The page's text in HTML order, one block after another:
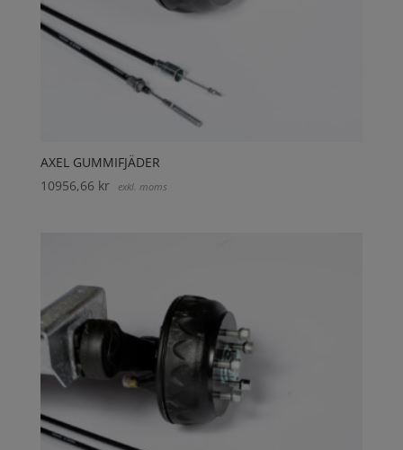
AXEL GUMMIFJÄDER
10956,66 kr exkl. moms